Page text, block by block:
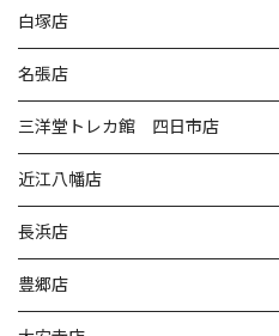
白塚店
名張店
三洋堂トレカ館 四日市店
近江八幡店
長浜店
豊郷店